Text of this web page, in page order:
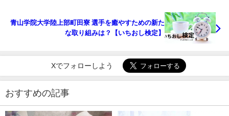
青山学院大学陸上部町田寮 選手を癒やすための新た
な取り組みは？【いちおし検定】
Xでフォローしよう
おすすめの記事